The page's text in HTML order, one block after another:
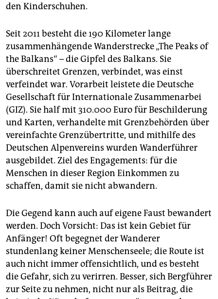
den Kinderschuhen.
Seit 2011 besteht die 190 Kilometer lange
zusammenhängende Wanderstrecke „The Peaks of
the Balkans“ – die Gipfel des Balkans. Sie
überschreitet Grenzen, verbindet, was einst
verfeindet war. Vorarbeit leistete die Deutsche
Gesellschaft für Internationale Zusammenarbei
(GIZ). Sie half mit 310.000 Euro für Beschilderung
und Karten, verhandelte mit Grenzbehörden über
vereinfachte Grenzübertritte, und mithilfe des
Deutschen Alpenvereins wurden Wanderführer
ausgebildet. Ziel des Engagements: für die
Menschen in dieser Region Einkommen zu
schaffen, damit sie nicht abwandern.
Die Gegend kann auch auf eigene Faust bewandert
werden. Doch Vorsicht: Das ist kein Gebiet für
Anfänger! Oft begegnet der Wanderer
stundenlang keiner Menschenseele; die Route ist
auch nicht immer offensichtlich, und es besteht
die Gefahr, sich zu verirren. Besser, sich Bergführer
zur Seite zu nehmen, nicht nur als Beitrag, die